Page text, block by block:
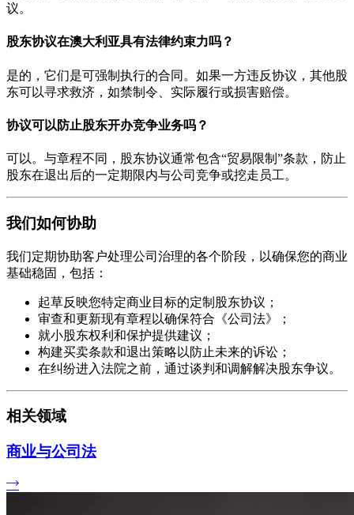
议。
股东协议在澳大利亚具有法律约束力吗？
是的，它们是可强制执行的合同。如果一方违反协议，其他股
东可以寻求救济，如禁制令、实际履行或损害赔偿。
协议可以防止股东开办竞争业务吗？
可以。与章程不同，股东协议通常包含“贸易限制”条款，防止
股东在退出后的一定期限内与公司竞争或挖走员工。
我们如何协助
我们定期协助客户处理公司治理的各个阶段，以确保您的商业
基础稳固，包括：
起草反映您特定商业目标的定制股东协议；
审查和更新现有章程以确保符合《公司法》；
就小股东权利和保护提供建议；
构建买卖条款和退出策略以防止未来的诉讼；
在纠纷进入法院之前，通过谈判和调解解决股东争议。
相关领域
商业与公司法